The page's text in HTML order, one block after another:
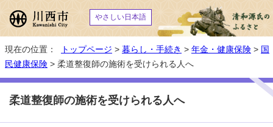
やさしい日本語
現在の位置： トップページ > 暮らし・手続き > 年金・健康保険 > 国
民健康保険 > 柔道整復師の施術を受けられる人へ
柔道整復師の施術を受けられる人へ